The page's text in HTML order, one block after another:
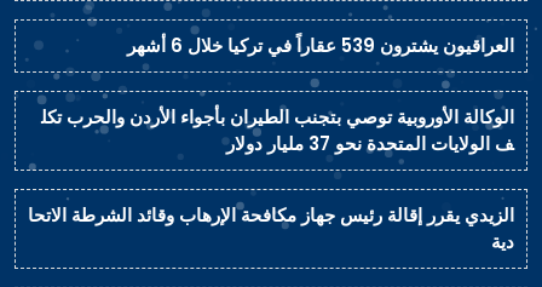
العراقيون يشترون 539 عقاراً في تركيا خلال 6 أشهر
الوكالة الأوروبية توصي بتجنب الطيران بأجواء الأردن والحرب تكل
ف الولايات المتحدة نحو 37 مليار دولار
الزيدي يقرر إقالة رئيس جهاز مكافحة الإرهاب وقائد الشرطة الاتحا
دية